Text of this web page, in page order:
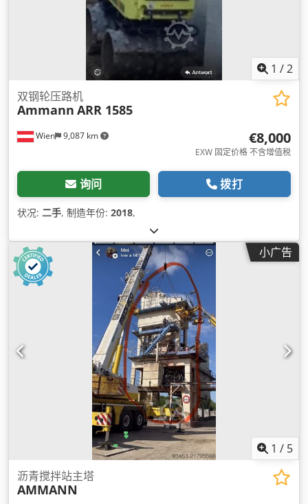
1 /2
Wien 9,087 km
双钢轮压路机
Ammann ARR 1585
€8,000
EXW 固定价格 不含增值税
询问 拨打
状况: 二手, 制造年份: 2018,
小广告
1 / 5
沥青搅拌站主塔
AMMANN